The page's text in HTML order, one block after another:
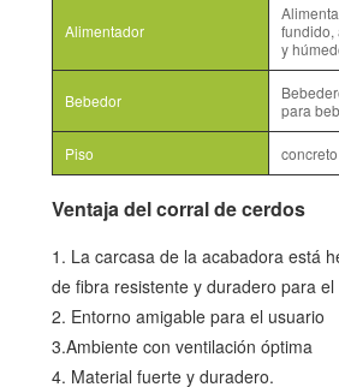
Alimentador
fundido,
y
Bebedor
para
Piso concreto
Ventaja del corral de cerdos
1. La carcasa de la acabadora está
de fibra resistente y duradero para el
2. Entorno amigable para el usuario
3.Ambiente con ventilación óptima
4. Material fuerte y duradero.